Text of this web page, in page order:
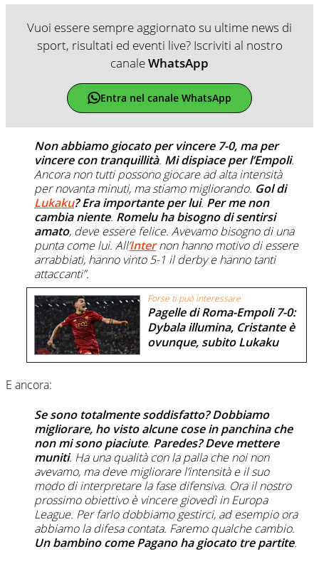
Vuoi essere sempre aggiornato su ultime news di
sport, risultati ed eventi live? Iscriviti al nostro
canaleWhatsApp
Entra nel canale WhatsApp
Non abbiamo giocato per vincere 7-0, ma per
vincere con tranquillità. Mi dispiace per l’Empoli.
Ancora non tutti possono giocare ad alta intensità
per novanta minuti, ma stiamo migliorando. Gol di
Lukaku? Era importante per lui. Per me non
cambia niente. Romelu ha bisogno di sentirsi
amato, deve essere felice. Avevamo bisogno di una
punta come lui. All’Internon hanno motivo di essere
arrabbiati, hanno vinto 5-1 il derby e hanno tanti
attaccanti”.
Forse ti può interessare
Pagelle di Roma-Empoli 7-0:
Dybala illumina, Cristante è
ovunque, subito Lukaku
E ancora:
Se sono totalmente soddisfatto? Dobbiamo
migliorare, ho visto alcune cose in panchina che
non mi sono piaciute. Paredes? Deve mettere
muniti. Ha una qualità con la palla che noi non
avevamo, ma deve migliorare l’intensità e il suo
modo di interpretare la fase difensiva. Ora il nostro
prossimo obiettivo è vincere giovedì in Europa
League. Per farlo dobbiamo gestirci, ad esempio ora
abbiamo la difesa contata. Faremo qualche cambio.
Un bambino come Pagano ha giocato tre partite.